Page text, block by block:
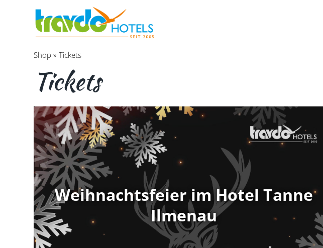
Shop » Tickets
Tickets
Weihnachtsfeier im Hotel Tanne
Ilmenau